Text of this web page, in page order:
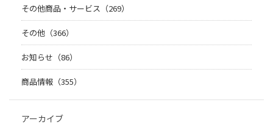
その他商品・サービス（269）
その他（366）
お知らせ（86）
商品情報（355）
アーカイブ